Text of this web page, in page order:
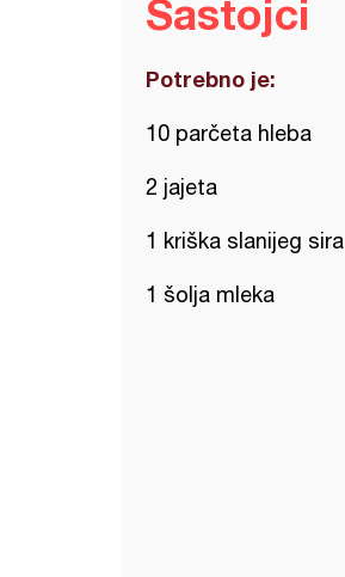
Sastojci
Potrebno je:
10 parčeta hleba
2 jajeta
1 kriška slanijeg sira
1 šolja mleka